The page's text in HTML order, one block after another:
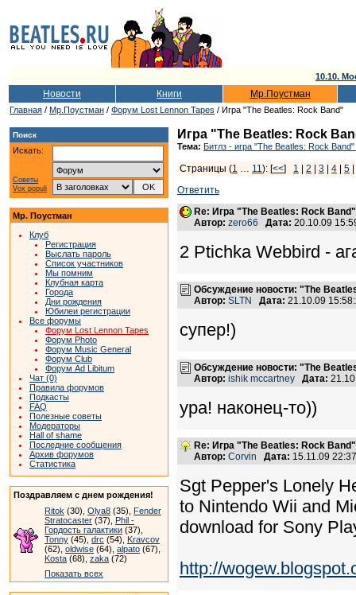
10.10.
Новости Книги Мр.Поустман
Главная / Мр.Поустман / Форум Lost Lennon Tapes / Игра "The Beatles: Rock Band"
Поиск
Искать:
Советы
Vox populi
Мр. Поустман
Клуб
Регистрация
Выслать пароль
Список участников
Мы помним
Клубная карта
Города
Дни рождения
Юбилеи регистрации
Все форумы
Форум Lost Lennon Tapes
Форум Photo
Форум Music General
Форум Club
Форум Ad Libitum
Чат (0)
Правила форумов
Подкасты
FAQ
Полезные советы
Модераторы
Hall of shame
Последние сообщения
Архив форумов
Статистика
Поздравляем с днем рождения!
Ritok (30), Olya8 (35), Fender
Stratocaster (37), Phil -
Гордость галактики (37),
Tonny (45), drc (54), Kravcov
(62), oldwise (64), alpato (67),
Kosta (68), zaka (72)
Показать всех
Игра "The Beatles: Rock
Тема: Битлз - игра "The Beatles: Rock
Страницы (1 … 11): [<<] 1 2 3 4 5
Ответить
Re: Игра "The Beatles: Rock Band"
Автор: zero66 Дата: 20.10.09
2 Ptichka Webbird -
Обсуждение новости: "The
Автор: SLTN Дата: 21.10.09
супер!)
Обсуждение новости: "The
Автор: ishik mccartney Дата:
ура! наконец-то))
Re: Игра "The Beatles: Rock Band"
Автор: Corvin Дата: 15.11.09
Sgt Pepper's Lonely
to Nintendo Wii and
download for Sony
http://